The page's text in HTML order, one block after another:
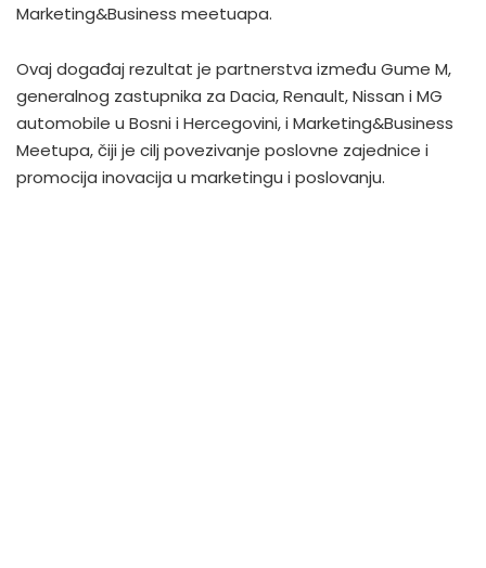
Marketing&Business meetuapa.
Ovaj događaj rezultat je partnerstva između Gume M,
generalnog zastupnika za Dacia, Renault, Nissan i MG
automobile u Bosni i Hercegovini, i Marketing&Business
Meetupa, čiji je cilj povezivanje poslovne zajednice i
promocija inovacija u marketingu i poslovanju.